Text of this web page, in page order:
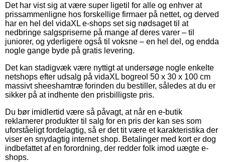
Det har vist sig at være super ligetil for alle og enhver at
prissammenligne hos forskellige firmaer på nettet, og derved
har en hel del vidaXL e-shops set sig nødsaget til at
nedbringe salgspriserne på mange af deres varer – til
juniorer, og yderligere også til voksne – en hel del, og endda
nogle gange byde på gratis levering.
Det kan stadigvæk være nyttigt at undersøge nogle enkelte
netshops efter udsalg på vidaXL bogreol 50 x 30 x 100 cm
massivt sheeshamtræ forinden du bestiller, således at du er
sikker på at indhente den prisbilligste pris.
Du bør imidlertid være så påvagt, at når en e-butik
reklamerer produkter til salg for en pris der kan ses som
uforståeligt fordelagtig, så er det tit være et karakteristika der
viser en snydagtig internet shop. Betalinger med kort er dog
indbefattet af en forordning, der redder folk imod uægte e-
shops.